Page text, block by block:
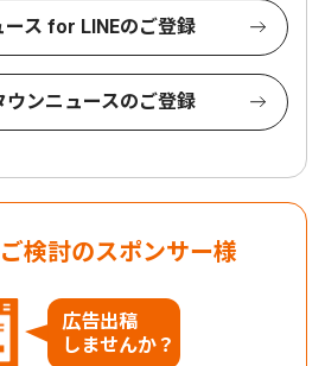
ース for LINEのご登録
ウンニュースのご登録
検討のスポンサー様
広告出稿
しませんか？